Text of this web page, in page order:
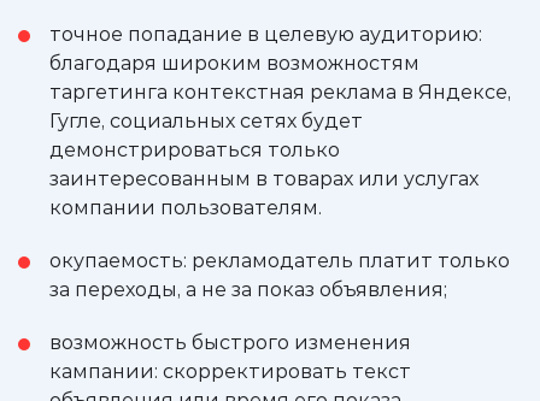
точное попадание в целевую аудиторию:
благодаря широким возможностям
таргетинга контекстная реклама в Яндексе,
Гугле, социальных сетях будет
демонстрироваться только
заинтересованным в товарах или услугах
компании пользователям.
окупаемость: рекламодатель платит только
за переходы, а не за показ объявления;
возможность быстрого изменения
кампании: скорректировать текст